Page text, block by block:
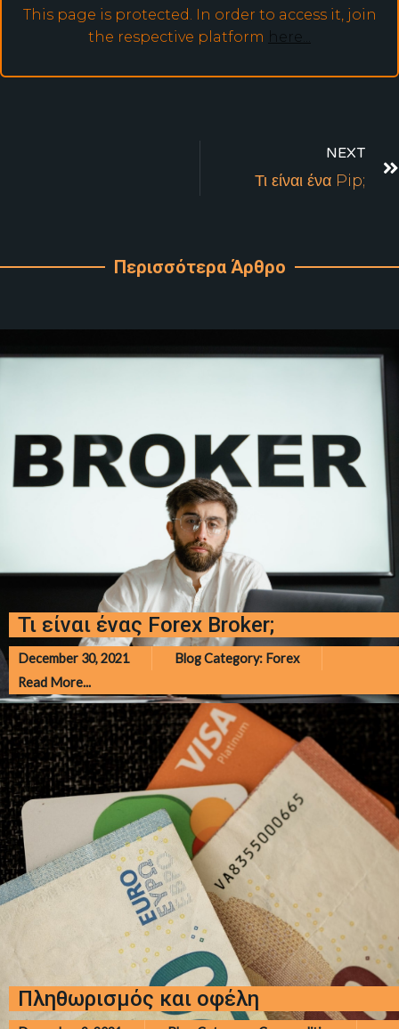
This page is protected. In order to access it, join
the respective platform
here...
NEXT
Τι είναι ένα Pip;
Περισσότερα Άρθρο
Τι είναι ένας Forex Broker;
December 30, 2021 Blog Category: Forex
Read More...
Πληθωρισμός και οφέλη